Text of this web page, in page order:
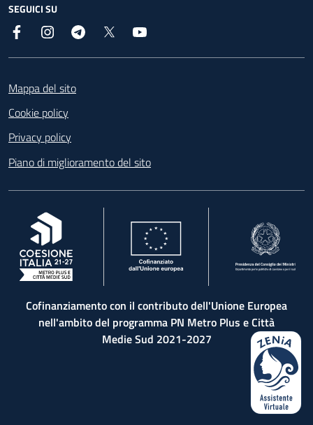
SEGUICI SU
Facebook InstagramTelegram
Mappa del sito
Cookie policy
Privacy policy
Piano di miglioramento del sito
, apre in una nuova scheda
Cofinanziamento con il contributo dell'Unione Europea
nell'ambito del programma PN Metro Plus e Città
Medie Sud 2021-2027